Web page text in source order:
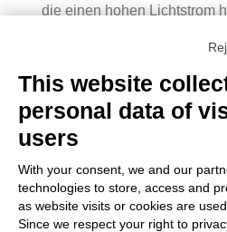
die einen hohen Lichtstrom
WIR MÖCHTEN
anpassungsfähigen
Innen- wie im
This website
personal data of
users
With your consent, we and our
technologies to store, access and
as website visits or cookies are
Since we respect your right to